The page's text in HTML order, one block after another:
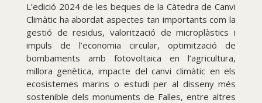
L’edició 2024 de les beques de la Càtedra de Canvi
Climàtic ha abordat aspectes tan importants com la
gestió de residus, valorització de microplàstics i
impuls de l’economia circular, optimització de
bombaments amb fotovoltaica en l’agricultura,
millora genètica, impacte del canvi climàtic en els
ecosistemes marins o estudi per al disseny més
sostenible dels monuments de Falles, entre altres